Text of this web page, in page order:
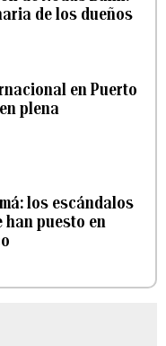
de los dueños
en Puerto
plena
los escándalos
puesto en